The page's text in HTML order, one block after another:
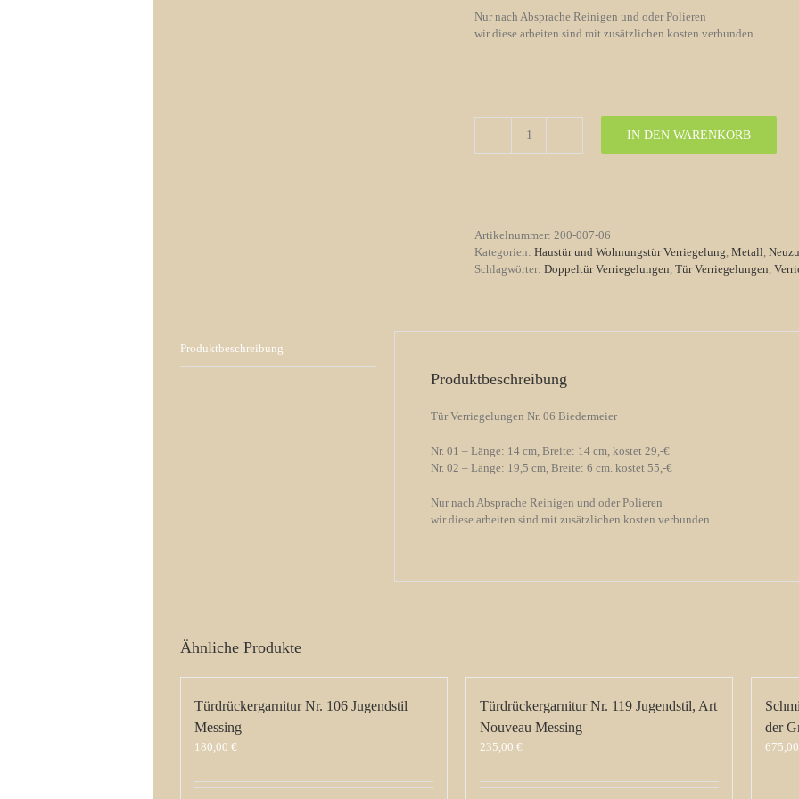
Nur nach Absprache Reinigen und oder Polieren
wir diese arbeiten sind mit zusätzlichen kosten verbunden
Tür
IN DEN WARENKORB
Artikelnummer: 200-007-06
Kategorien: Haustür und Wohnungstür Verriegelung Metall
Schlagwörter: Doppeltür Verriegelungen Tür Verriegelungen
Produktbeschreibung
Produktbeschreibung
Tür Verriegelungen Nr. 06 Biedermeier
Nr. 01 – Länge: 14 cm, Breite: 14 cm, kostet 29,-€
Nr. 02 – Länge: 19,5 cm, Breite: 6 cm. kostet 55,-€
Nur nach Absprache Reinigen und oder Polieren
wir diese arbeiten sind mit zusätzlichen kosten verbunden
Ähnliche Produkte
Türdrückergarnitur Nr. 106 Jugendstil
Messing
180,00 €
Türdrückergarnitur Nr. 119 Jugendstil, Art
Nouveau Messing
235,00 €
der
675,00